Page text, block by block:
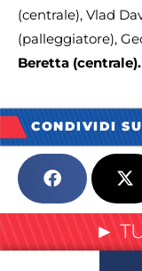
(centrale), Vlad
(palleggiatore),
Beretta (centrale).
CONDIVIDI
►